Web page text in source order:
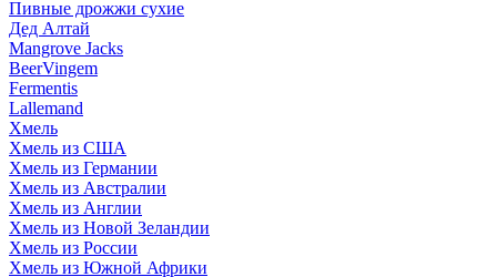
Пивные дрожжи сухие
Дед Алтай
Mangrove Jacks
BeerVingem
Fermentis
Lallemand
Хмель
Хмель из США
Хмель из Германии
Хмель из Австралии
Хмель из Англии
Хмель из Новой Зеландии
Хмель из России
Хмель из Южной Африки